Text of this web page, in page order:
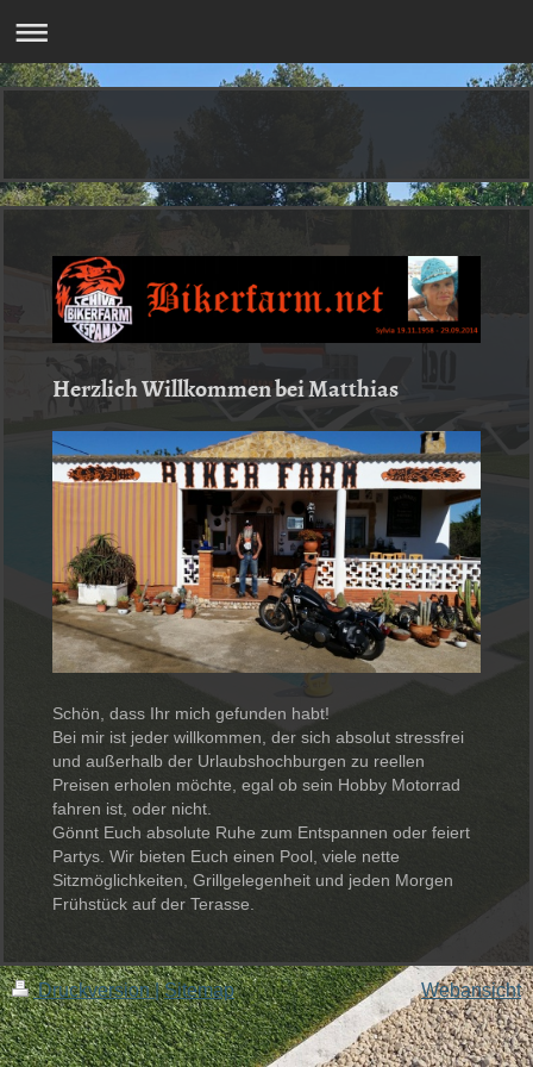
Herzlich Willkommen bei Matthias
Schön, dass Ihr mich gefunden habt!
Bei mir ist jeder willkommen, der sich absolut stressfrei
und außerhalb der Urlaubshochburgen zu reellen
Preisen erholen möchte, egal ob sein Hobby Motorrad
fahren ist, oder nicht.
Gönnt Euch absolute Ruhe zum Entspannen oder feiert
Partys. Wir bieten Euch einen Pool, viele nette
Sitzmöglichkeiten, Grillgelegenheit und jeden Morgen
Frühstück auf der Terasse.
Druckversion| Sitemap Webansicht